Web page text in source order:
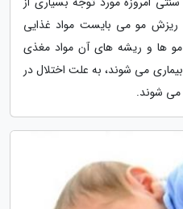
ریزش مو می بایست مواد غذایی
ها و ریشه های آن مواد مغذی
می شوند، به علت اختلال در